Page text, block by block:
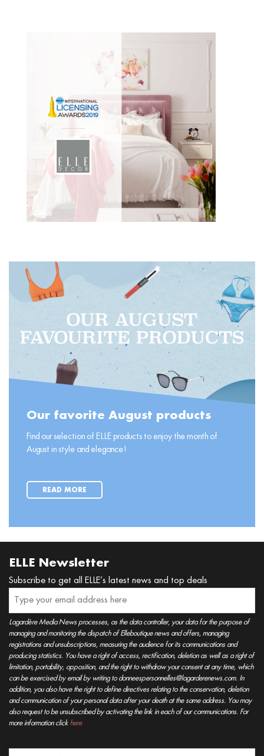
Our favorite August products
Find our selection of ELLE products to enjoy the month of
August in style and elegance!
READ MORE
ELLE Newsletter
Subscribe to get all ELLE’s latest news and top deals
Lagardère Media News processes, as the data controller, your data for the purpose of
managing and monitoring the dispatch of Elleboutique news and offers, managing
registrations and unsubscriptions, measuring the audience for its communications and
producing statistics. You have a right of access, rectification, deletion as well as a right of
limitation, portability, opposition, and the right to withdraw your consent at any time, which
can be exercised by email by writing to donneespersonnelles@lagarderenews.com. In
addition, you also have the right to define directives relating to the conservation, deletion
and communication of your personal data after your death at the same address. You may
also request to be unsubscribed by activating the link in each of our communications. For
more information click here